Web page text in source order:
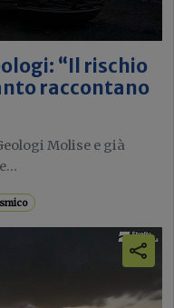
“Il rischio
raccontano
Molise e già